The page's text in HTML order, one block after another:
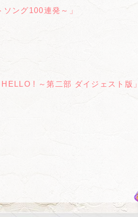
ング100連発～」
! ～第二部 ダイジェスト版」